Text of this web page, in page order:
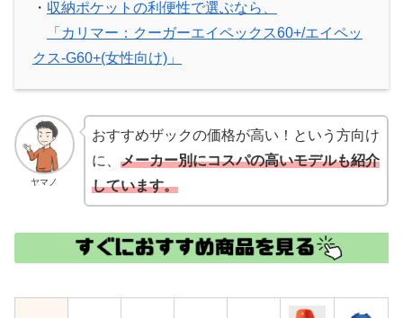
・ 収納ポケットの利便性で選ぶなら、
「カリマー：クーガーエイペックス60+/エイペッ
クス-G60+(女性向け)」
ヤマノ
おすすめザックの価格が高い！という方向け
に、 メーカー別にコスパの高いモデルも紹介
しています。